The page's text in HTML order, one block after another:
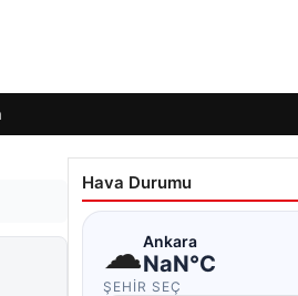
Hava Durumu
☁Ankara
NaN°C
ŞEHIR SEÇ